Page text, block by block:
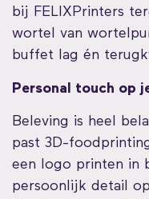
bij FELIXPrinters
wortel van
buffet lag én
Personal touch op
Beleving is heel
past 3D-
een logo printen in
persoonlijk detail